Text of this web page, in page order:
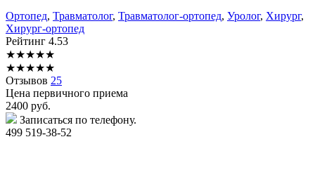
Ортопед, Травматолог, Травматолог-ортопед, Уролог, Хирург,
Хирург-ортопед
Рейтинг 4.53
★★★★★
★★★★★
Отзывов 25
Цена первичного приема
2400 руб.
Записаться по телефону.
499 519-38-52